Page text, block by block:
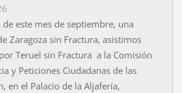
de este mes de septiembre, una
Zaragoza sin Fractura, asistimos
Teruel sin Fractura a la Comisión
y Peticiones Ciudadanas de las
en el Palacio de la Aljafería,